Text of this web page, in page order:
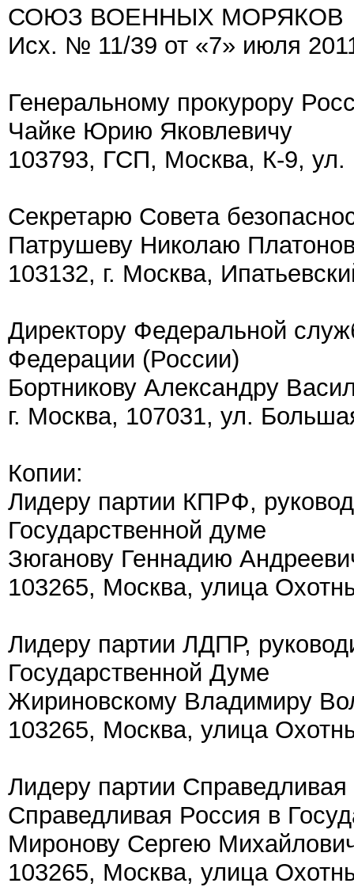
СОЮЗ ВОЕННЫХ МОРЯКОВ
Исх. № 11/39 от «7» июля
Генеральному прокурору
Чайке Юрию Яковлевичу
103793, ГСП, Москва, К-9,
Секретарю Совета
Патрушеву Николаю
103132, г. Москва,
Директору Федеральной
Федерации (России)
Бортникову Александру
г. Москва, 107031, ул.
Копии:
Лидеру партии КПРФ,
Государственной думе
Зюганову Геннадию
103265, Москва, улица
Лидеру партии ЛДПР,
Государственной Думе
Жириновскому Владимиру
103265, Москва, улица
Лидеру партии
Справедливая Россия в
Миронову Сергею
103265, Москва, улица